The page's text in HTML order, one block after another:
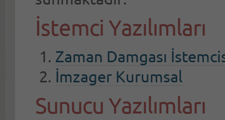
İstemci Yazılımları
Zaman Damgası
İmzager Kurumsal
Sunucu Yazılımları